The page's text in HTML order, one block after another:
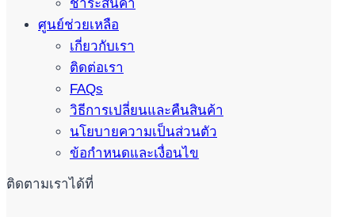
ชำระสินค้า
ศูนย์ช่วยเหลือ
เกี่ยวกับเรา
ติดต่อเรา
FAQs
วิธีการเปลี่ยนและคืนสินค้า
นโยบายความเป็นส่วนตัว
ข้อกำหนดและเงื่อนไข
ติดตามเราได้ที่